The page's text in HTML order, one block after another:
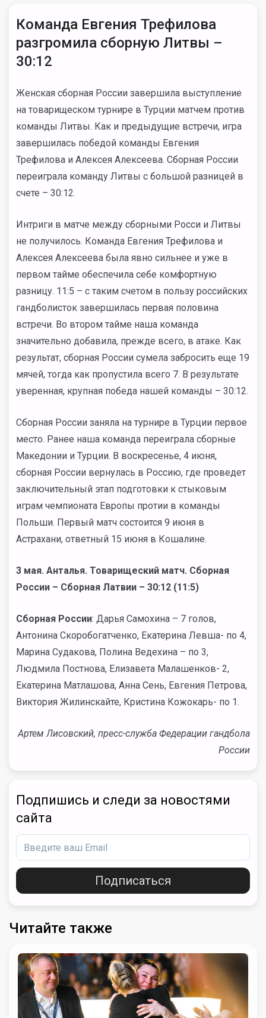
Команда Евгения Трефилова
разгромила сборную Литвы –
30:12
Женская сборная России завершила выступление
на товарищеском турнире в Турции матчем против
команды Литвы. Как и предыдущие встречи, игра
завершилась победой команды Евгения
Трефилова и Алексея Алексеева. Сборная России
переиграла команду Литвы с большой разницей в
счете – 30:12.
Интриги в матче между сборными Росси и Литвы
не получилось. Команда Евгения Трефилова и
Алексея Алексеева была явно сильнее и уже в
первом тайме обеспечила себе комфортную
разницу. 11:5 – с таким счетом в пользу российских
гандболисток завершилась первая половина
встречи. Во втором тайме наша команда
значительно добавила, прежде всего, в атаке. Как
результат, сборная России сумела забросить еще 19
мячей, тогда как пропустила всего 7. В результате
уверенная, крупная победа нашей команды – 30:12.
Сборная России заняла на турнире в Турции первое
место. Ранее наша команда переиграла сборные
Македонии и Турции. В воскресенье, 4 июня,
сборная России вернулась в Россию, где проведет
заключительный этап подготовки к стыковым
играм чемпионата Европы протии в команды
Польши. Первый матч состоится 9 июня в
Астрахани, ответный 15 июня в Кошалине.
3 мая. Анталья. Товарищеский матч. Сборная
России – Сборная Латвии – 30:12 (11:5)
Сборная России: Дарья Самохина – 7 голов,
Антонина Скоробогатченко, Екатерина Левша- по 4,
Марина Судакова, Полина Ведехина – по 3,
Людмила Постнова, Елизавета Малашенков- 2,
Екатерина Матлашова, Анна Сень, Евгения Петрова,
Виктория Жилинскайте, Кристина Кожокарь- по 1.
Артем Лисовский, пресс-служба Федерации гандбола
России
Подпишись и следи за новостями
сайта
Подписаться
Читайте также